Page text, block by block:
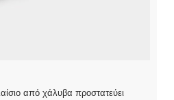
από χάλυβα προστατεύει